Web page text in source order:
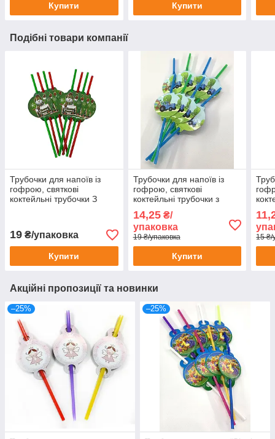
Купити Купити
Подібні товари компанії
Трубочки для напоїв із
гофрою, святкові
коктейльні трубочки З
19 ₴/упаковка
Купити
Трубочки для напоїв із
гофрою, святкові
коктейльні трубочки з
принтом Синій трактор, 8
шт
14,25₴/
упаковка
19 ₴/упаковка
Купити
15 ₴/
Акційні пропозиції та новинки
–25% –25%